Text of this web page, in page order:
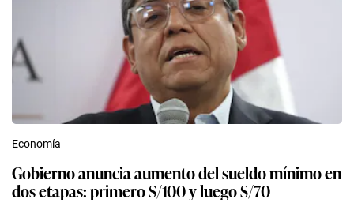
Economía
Gobierno anuncia aumento del sueldo mínimo en
dos etapas: primero S/100 y luego S/70